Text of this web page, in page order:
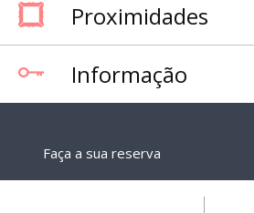
Proximidades
Informação
Faça a sua reserva